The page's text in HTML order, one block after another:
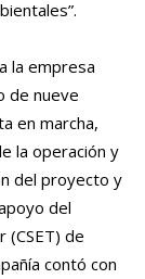
la empresa
de nueve
en marcha,
la operación y
del proyecto y
del
(CSET) de
contó con